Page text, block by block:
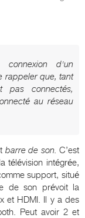
d'un
rappeler que, tant
connectés,
au réseau
barre de son. C’est
télévision intégrée,
support, situé
de son prévoit la
et HDMI. Il y a des
Peut avoir 2 et